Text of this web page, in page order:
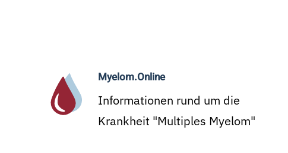
Myelom.Online
Informationen rund um die
Krankheit "Multiples Myelom"